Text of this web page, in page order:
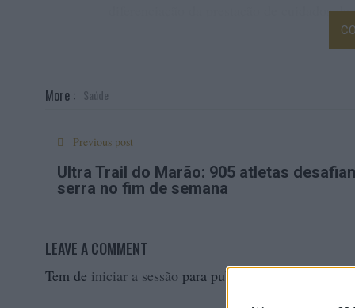
diferenciação da prestação de cuidados
Esta estratégia de diferenciação, que
crescimento da
More : Saúde
Previous post
Ultra Trail do Marão: 905 atletas
serra no fim de semana
LEAVE A COMMENT
Tem de iniciar a sessão para publicar um comentário.